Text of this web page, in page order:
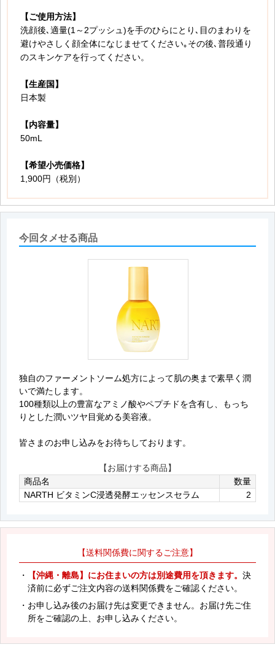
【ご使用方法】
洗顔後､適量(1～2プッシュ)を手のひらにとり､目のまわりを
避けやさしく顔全体になじませてください｡その後､普段通り
のスキンケアを行ってください。
【生産国】
日本製
【内容量】
50mL
【希望小売価格】
1,900円（税別）
今回タメせる商品
独自のファーメントソーム処方によって肌の奥まで素早く潤
いで満たします。
100種類以上の豊富なアミノ酸やペプチドを含有し、もっち
りとした潤いツヤ目覚める美容液。
皆さまのお申し込みをお待ちしております。
【お届けする商品】
商品名
数量
NARTH ビタミンC浸透発酵エッセンスセラム
2
【送料関係費に関するご注意】
・ 【沖縄・離島】にお住まいの方は別途費用を頂きます。 決
済前に必ずご注文内容の送料関係費をご確認ください。
・お申し込み後のお届け先は変更できません。お届け先ご住
所をご確認の上、お申し込みください。